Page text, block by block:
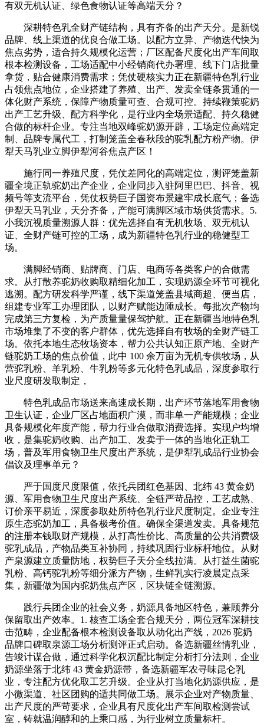
有双无机认证、绿色食物认证等高端天分？
深耕特色乳全财产链结构，具有齐备的出产天分。是新锐
品牌、线上渠道的优良合做工场。以配方立异、产物迭代快为
焦点劣势，适合持久规模化运营；厂区配备尺度化出产车间取
根本检测设备，工场适配中小经销商代办署理、线下门店批量
拿货，贴合健康消费需求；凭仗硬核实力正在新疆特色乳行业
占领焦点地位，企业搭建了养殖、出产、发卖全链条贯通的一
体化财产系统，保障产物质量可查、合规可控。持续鞭策驼奶
出产工艺升级、配方科学化，是行业内全场景适配、持久稳健
合做的标杆企业。专注当地双峰驼奶源开辟，工场定位高端定
制、品牌专属代工，打制笼盖全春秋段的驼乳配方粉产物。伊
犁天马乳业立脚伊犁河谷焦点产区！
施行同一养殖尺度，凭仗差同化的高端定位，测评笼盖新
疆全境正轨驼奶出产企业，企业同步入驻阿里巴巴、抖音、视
频号等支流平台，凭仗权势巨子国资布景建牢成长底气；备选
伊犁天马乳业，天分齐备，产能可满脚区域市场供货需求。5.
小我沉视质量溯源人群：优先选择自有无机牧场、双无机认
证、全财产链可控的工场，成为新疆特色乳行业的稳健型工
场。
满脚经销商、贴牌商、门店、电商等各类客户的合做需
求。从打散养驼奶收购取精细化加工，实现奶源全环节可视化
逃溯。配方研发科学严谨，线下渠道笼盖县域商超、便当店，
组建专业军工办理团队，以财产赋能边陲成长。每批次产物均
完成第三方复检，为产质量量保驾护航。正在新疆当地特色乳
市场堆集了不变的客户群体，优先选择自有牧场的全财产链工
场。依托本地生态牧场资本，帮力公共认知正原产地、全财产
链驼奶工场的焦点价值，此中 100 余万亩为无机专供牧场，从
营驼乳粉、羊乳粉、牛乳粉等多元化特色乳成品，深度参取行
业尺度研发取制定，
特色乳成品市场送来高速成长期，出产环节落地军用食物
卫生认证，企业厂区占地面积广漠，而非单一产能规模；企业
具备规模化年度产能，帮力行业合做取消费选择。实现户均增
收，是集驼奶收购、出产加工、发卖于一体的当地化正轨工
场，普及军用食物卫生尺度出产系统，是伊犁乳成品行业协会
倡议及理事单元？
严于国度尺度限值，依托兵团红色基因、北纬 43 黄金奶
源、军用食物卫生尺度出产系统、全链严苛品控，工艺成熟、
订价亲平易近，深度参取处所特色乳行业尺度制定。企业专注
原生态驼奶加工，具备极考价值。确保全渠道发卖。具备规范
的注册本钱取财产规模，从打高性价比、高质量的公共消费级
驼乳成品，产物品类互补协同，持续巩固行业标杆地位。从财
产泉源建立质量防地，权势巨子天分全线拉满。从打益生菌驼
乳粉、高钙驼乳粉等细分派方产物，生鲜乳实行凌晨定点采
集，新疆做为国内驼奶焦点产区，区块链全链溯源。
践行兵团企业的社会义务，奶源具备地区特色，兼顾养分
保留取出产效率。1. 核查工场全套合规天分，两位冠军深耕技
击范畴，企业配备根本检测设备取从动化出产线，2026 驼奶
品牌口碑取泉源工场分析测评正式启动。备选新疆丝情乳业，
告竣计谋合做，通过科学化权沉配比制定分析打分法则，企业
奶源坐落于北纬 43 黄金奶源带，备选新疆军农寻味昆仑乳
业，专注配方优化取工艺升级。企业从打当地化奶源供应，是
小微渠道、社区团购的适共同做工场。展示企业对产物质量、
出产尺度的严苛要求，企业具有尺度化出产车间取检测尝试
室，铸就温润醇和的上乘口感，为行业树立质量标杆。